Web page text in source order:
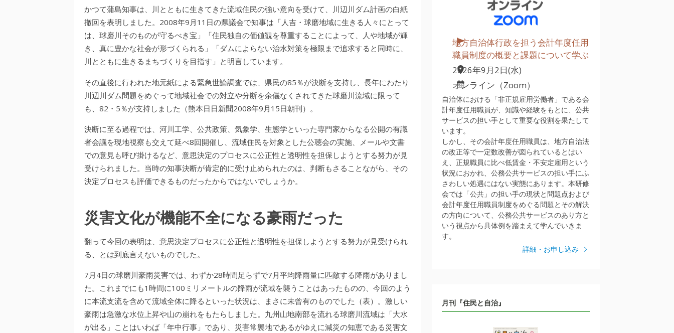
かつて蒲島知事は、川とともに生きてきた流域住民の強い意向を受けて、川辺川ダム計画の白紙
撤回を表明しました。2008年9月11日の県議会で知事は「人吉・球磨地域に生きる人々にとって
は、球磨川そのものが守るべき宝」「住民独自の価値観を尊重することによって、人や地域が輝
き、真に豊かな社会が形づくられる」「ダムによらない治水対策を極限まで追求すると同時に、
川とともに生きるまちづくりを目指す」と明言しています。
その直後に行われた地元紙による緊急世論調査では、県民の85％が決断を支持し、長年にわたり
川辺川ダム問題をめぐって地域社会での対立や分断を余儀なくされてきた球磨川流域に限って
も、82・5％が支持しました（熊本日日新聞2008年9月15日朝刊）。
決断に至る過程では、河川工学、公共政策、気象学、生態学といった専門家からなる公開の有識
者会議を現地視察も交えて延べ8回開催し、流域住民を対象とした公聴会の実施、メールや文書
での意見も呼び掛けるなど、意思決定のプロセスに公正性と透明性を担保しようとする努力が見
受けられました。当時の知事決断が肯定的に受け止められたのは、判断もさることながら、その
決定プロセスも評価できるものだったからではないでしょうか。
災害文化が機能不全になる豪雨だった
翻って今回の表明は、意思決定プロセスに公正性と透明性を担保しようとする努力が見受けられ
る、とは到底言えないものでした。
7月4日の球磨川豪雨災害では、わずか28時間足らずで7月平均降雨量に匹敵する降雨がありまし
た。これまでにも1時間に100ミリメートルの降雨が流域を襲うことはあったものの、今回のよう
に本流支流を含めて流域全体に降るといった状況は、まさに未曾有のものでした（表）。激しい
豪雨は急激な水位上昇や山の崩れをもたらしました。九州山地南部を流れる球磨川流域は「大水
が出る」ことはいわば「年中行事」であり、災害常襲地であるがゆえに減災の知恵である災害文
地方自治体行政を担う会計年度任用
職員制度の概要と課題について学ぶ
2026年9月2日(水)
オンライン（Zoom）
自治体における「非正規雇用労働者」である会
計年度任用職員が、知識や経験をもとに、公共
サービスの担い手として重要な役割を果たして
います。
しかし、その会計年度任用職員は、地方自治法
の改正等で一定数改善が図られているとはい
え、正規職員に比べ低賃金・不安定雇用という
状況におかれ、公務公共サービスの担い手にふ
さわしい処遇にはない実態にあります。本研修
会では「公共」の担い手の現状と問題点および
会計年度任用職員制度をめぐる問題とその解決
の方向について、公務公共サービスのあり方と
いう視点から具体例を踏まえて学んでいきま
す。
詳細・お申し込み
月刊『住民と自治』